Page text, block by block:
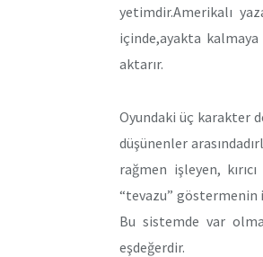
yetimdir.Amerikalı
içinde,ayakta kalmaya
aktarır.
Oyundaki üç karakter
düşünenler
rağmen işleyen,
“tevazu” göstermenin
Bu sistemde var
eşdeğerdir.